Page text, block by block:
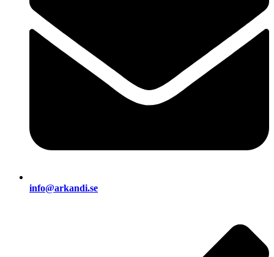
info@arkandi.se